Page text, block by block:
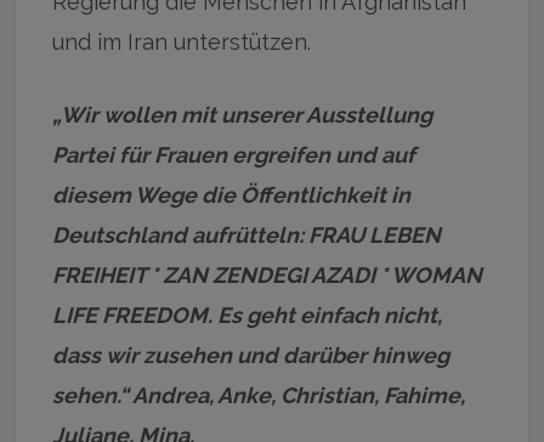
und im Iran unterstützen.
„Wir wollen mit unserer Ausstellung
Partei für Frauen ergreifen und auf
diesem Wege die Öffentlichkeit in
Deutschland aufrütteln: FRAU LEBEN
FREIHEIT * ZAN ZENDEGI AZADI * WOMAN
LIFE FREEDOM. Es geht einfach nicht,
dass wir zusehen und darüber hinweg
sehen.“ Andrea, Anke, Christian, Fahime,
Juliane, Mina.